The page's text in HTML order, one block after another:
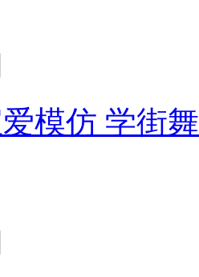
模仿 学街